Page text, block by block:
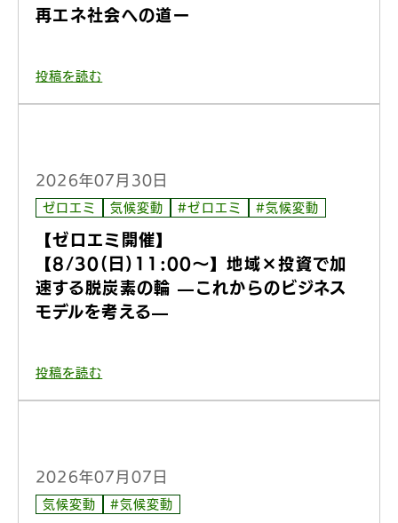
再エネ社会への道ー
投稿を読む
2026年07月30日
ゼロエミ 気候変動 #ゼロエミ #気候変動
【ゼロエミ開催】
【8/30(日)11:00〜】地域×投資で加
速する脱炭素の輪 —これからのビジネス
モデルを考える—
投稿を読む
2026年07月07日
気候変動 #気候変動